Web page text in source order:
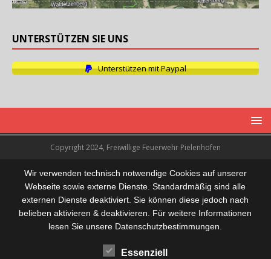
UNTERSTÜTZEN SIE UNS
Unterstützen mit Paypal
Copyright 2024, Freiwillige Feuerwehr Pielenhofen
Wir verwenden technisch notwendige Cookies auf unserer
Webseite sowie externe Dienste. Standardmäßig sind alle
externen Dienste deaktiviert. Sie können diese jedoch nach
belieben aktivieren & deaktivieren. Für weitere Informationen
lesen Sie unsere Datenschutzbestimmungen.
Essenziell